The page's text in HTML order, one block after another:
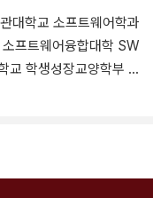
대학교 소프트웨어학과
프트웨어융합대학 SW
학생성장교양학부 조
야 집필